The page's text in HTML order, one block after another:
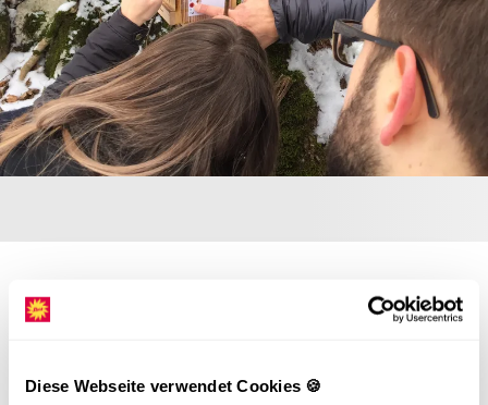
Diese Webseite verwendet Cookies 🍪
GPS SCHNITZELJAGD